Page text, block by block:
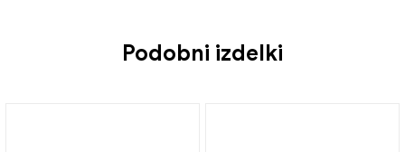
Podobni izdelki